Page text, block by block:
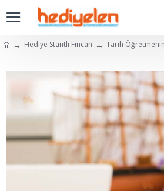
Hediye Stantlı Fincan Tarih